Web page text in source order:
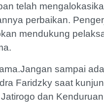
telah
perbaikan.
mendukung
sampai
Faridzky saat
dan